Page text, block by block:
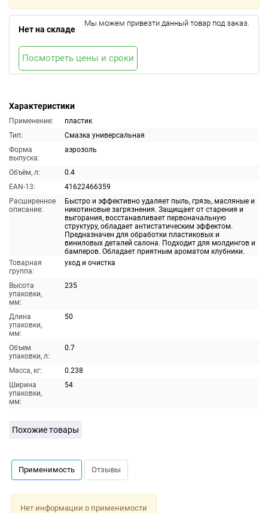
Характеристики
Применение:
пластик
Тип:
Смазка универсальная
Форма
выпуска:
аэрозоль
Объём, л:
0.4
EAN-13:
41622466359
Расширенное
описание:
Быстро и эффективно удаляет пыль, грязь, масляные и
никотиновые загрязнения. Защищает от старения и
выгорания, восстанавливает первоначальную
структуру, обладает антистатическим эффектом.
Предназначен для обработки пластиковых и
виниловых деталей салона. Подходит для молдингов и
бамперов. Обладает приятным ароматом клубники.
Товарная
группа:
уход и очистка
Высота
упаковки,
мм:
235
Длина
упаковки,
мм:
50
Объем
упаковки, л:
0.7
Масса, кг:
0.238
Ширина
упаковки,
мм:
54
Нет на складе
Мы можем привезти данный товар под заказ.
Посмотреть цены и сроки
Похожие товары
Применимость Отзывы
Нет информации о применимости